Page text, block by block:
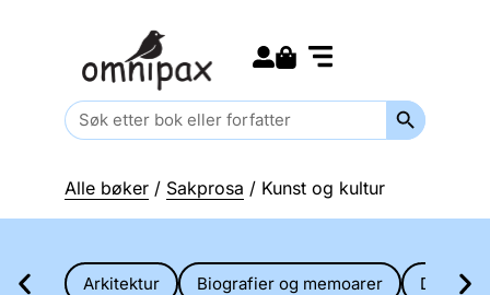
Search
for:
Search
Alle bøker / Sakprosa / Kunst og kultur
Arkitektur Biografier og memoarer Diverse